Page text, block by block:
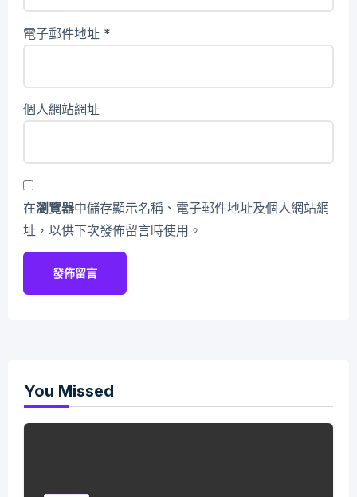
電子郵件地址 *
個人網站網址
在瀏覽器中儲存顯示名稱、電子郵件地址及個人網站網
址，以供下次發佈留言時使用。
You Missed